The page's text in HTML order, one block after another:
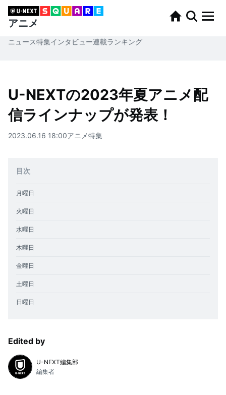
アニメ
ニュース特集インタビュー連載ランキング
U-NEXTの2023年夏アニメ配
信ラインナップが発表！
2023.06.16 18:00アニメ特集
目次
月曜日
火曜日
水曜日
木曜日
金曜日
土曜日
日曜日
Edited by
U-NEXT編集部
編集者